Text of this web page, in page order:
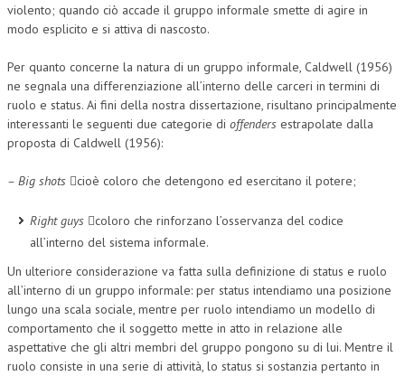
violento; quando ciò accade il gruppo informale smette di agire in
modo esplicito e si attiva di nascosto.
Per quanto concerne la natura di un gruppo informale, Caldwell (1956)
ne segnala una differenziazione all’interno delle carceri in termini di
ruolo e status. Ai fini della nostra dissertazione, risultano principalmente
interessanti le seguenti due categorie di offenders estrapolate dalla
proposta di Caldwell (1956):
– Big shots cioè coloro che detengono ed esercitano il potere;
Right guys coloro che rinforzano l’osservanza del codice
all’interno del sistema informale.
Un ulteriore considerazione va fatta sulla definizione di status e ruolo
all’interno di un gruppo informale: per status intendiamo una posizione
lungo una scala sociale, mentre per ruolo intendiamo un modello di
comportamento che il soggetto mette in atto in relazione alle
aspettative che gli altri membri del gruppo pongono su di lui. Mentre il
ruolo consiste in una serie di attività, lo status si sostanzia pertanto in